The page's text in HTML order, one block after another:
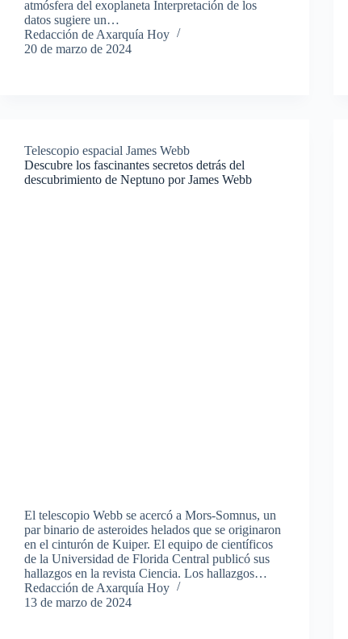
atmósfera del exoplaneta Interpretación de los
datos sugiere un…
Redacción de Axarquía Hoy
20 de marzo de 2024
Telescopio espacial James Webb
Descubre los fascinantes secretos detrás del
descubrimiento de Neptuno por James Webb
El telescopio Webb se acercó a Mors-Somnus, un
par binario de asteroides helados que se originaron
en el cinturón de Kuiper. El equipo de científicos
de la Universidad de Florida Central publicó sus
hallazgos en la revista Ciencia. Los hallazgos…
Redacción de Axarquía Hoy
13 de marzo de 2024